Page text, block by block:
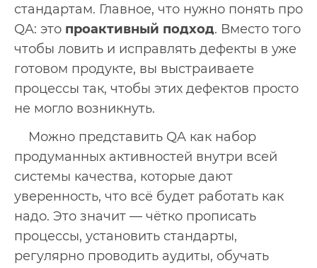
стандартам. Главное, что нужно понять про
QA: это проактивный подход. Вместо того
чтобы ловить и исправлять дефекты в уже
готовом продукте, вы выстраиваете
процессы так, чтобы этих дефектов просто
не могло возникнуть.
Можно представить QA как набор
продуманных активностей внутри всей
системы качества, которые дают
уверенность, что всё будет работать как
надо. Это значит — чётко прописать
процессы, установить стандарты,
регулярно проводить аудиты, обучать